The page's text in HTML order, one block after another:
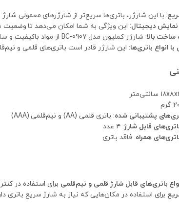
: با این شارژر، باتری‌ها سریع‌تر از شارژرهای معمولی
دیجیتال: این ویژگی به شما امکان می‌دهد تا وضعیت
بالا: شارژر کملیون مدل BC-0907 از مواد باکیفیت و ساخت کشور آلمان طراحی و تولید شده است.
با انواع باتری‌ها: این شارژر قادر است باتری‌های قلمی و
پشتیبانی شده: باتری قلمی (AA) و نیم‌قلمی (AAA)
قابل شارژ: ۴ عدد
همراه: فاقد باتری
باتری‌های قابل شارژ قلمی و نیم‌قلمی برای استفاده در
برای استفاده در مکان‌هایی که نیاز به شارژ سریع باتری